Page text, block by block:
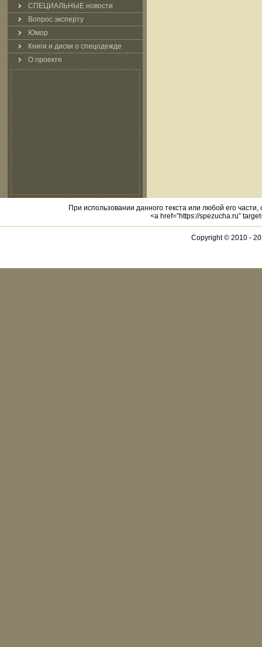
СПЕЦИАЛЬНЫЕ новости
Вопрос эксперту
Юмор
Книги и диски о спецодежде
О проекте
При использовании данного текста или любой его части,
<a href=”https://spezucha.ru”
Copyright © 2010 -